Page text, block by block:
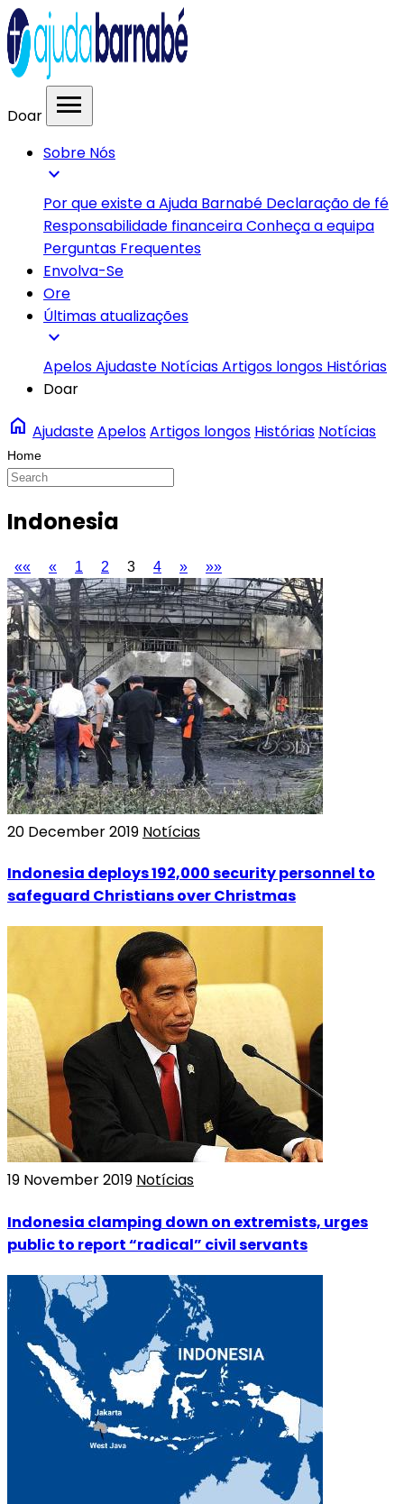
Doar menu
Sobre Nós
expand_more
Por que existe a Ajuda Barnabé Declaração de fé
Responsabilidade financeiraConheça a equipa
Perguntas Frequentes
Envolva-Se
Ore
Últimas atualizações
expand_more
ApelosAjudaste NotíciasArtigos longos Histórias
Doar
home AjudasteApelosArtigos longos Histórias Notícias
Indonesia
«« « 1 2 3 4 » »»
20 December 2019 Notícias
Indonesia deploys 192,000 security personnel to
safeguard Christians over Christmas
19 November 2019 Notícias
Indonesia clamping down on extremists, urges
public to report “radical” civil servants